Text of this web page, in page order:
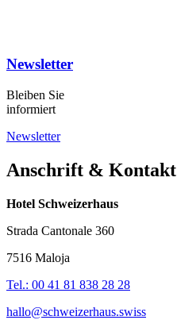
Newsletter
Bleiben Sie
informiert
Newsletter
Anschrift & Kontakt
Hotel Schweizerhaus
Strada Cantonale 360
7516 Maloja
Tel.: 00 41 81 838 28 28
hallo@schweizerhaus.swiss